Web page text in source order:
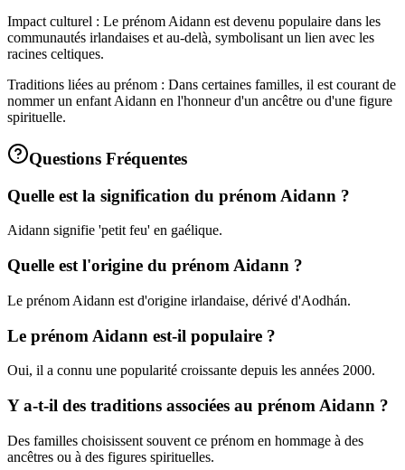
Impact culturel : Le prénom Aidann est devenu populaire dans les
communautés irlandaises et au-delà, symbolisant un lien avec les
racines celtiques.
Traditions liées au prénom : Dans certaines familles, il est courant de
nommer un enfant Aidann en l'honneur d'un ancêtre ou d'une figure
spirituelle.
Questions Fréquentes
Quelle est la signification du prénom Aidann ?
Aidann signifie 'petit feu' en gaélique.
Quelle est l'origine du prénom Aidann ?
Le prénom Aidann est d'origine irlandaise, dérivé d'Aodhán.
Le prénom Aidann est-il populaire ?
Oui, il a connu une popularité croissante depuis les années 2000.
Y a-t-il des traditions associées au prénom Aidann ?
Des familles choisissent souvent ce prénom en hommage à des
ancêtres ou à des figures spirituelles.